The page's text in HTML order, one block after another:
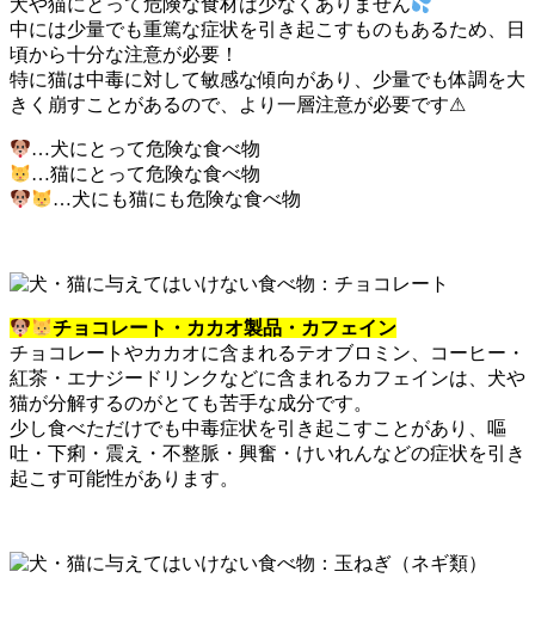
犬や猫にとって危険な食材は少なくありません
中には少量でも重篤な症状を引き起こすものもあるため、日
頃から十分な注意が必要！
特に猫は中毒に対して敏感な傾向があり、少量でも体調を大
きく崩すことがあるので、より一層注意が必要です⚠
…犬にとって危険な食べ物
…猫にとって危険な食べ物
…犬にも猫にも危険な食べ物
チョコレート・カカオ製品・カフェイン
チョコレートやカカオに含まれるテオブロミン、コーヒー・
紅茶・エナジードリンクなどに含まれるカフェインは、犬や
猫が分解するのがとても苦手な成分です。
少し食べただけでも中毒症状を引き起こすことがあり、嘔
吐・下痢・震え・不整脈・興奮・けいれんなどの症状を引き
起こす可能性があります。